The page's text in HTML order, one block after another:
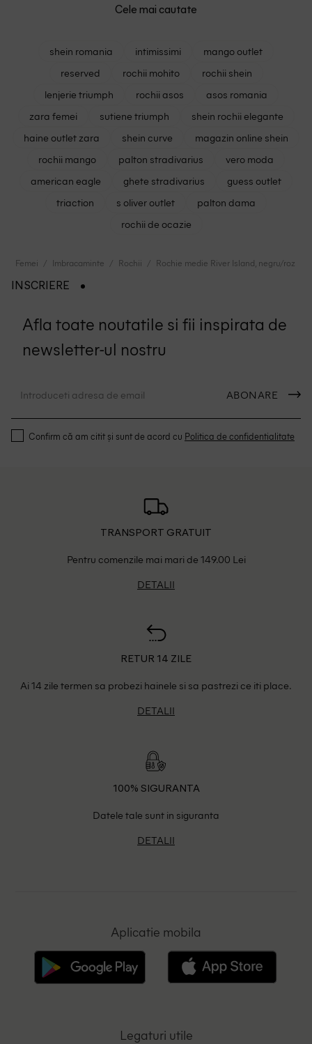
Cele mai cautate
shein romania intimissimi
mango outlet
reserved
rochii mohito
rochii shein
lenjerie triumph
rochii asos
asos romania
zara femei
sutiene triumph
shein rochii elegante
haine outlet zara
shein curve
magazin online shein
rochii mango
palton stradivarius
vero moda
american eagle
ghete stradivarius
guess outlet
triaction
s oliver outlet
palton dama
rochii de ocazie
Femei Imbracaminte Rochii Rochie medie River Island, negru/roz
INSCRIERE
Afla toate noutatile si fii inspirata de
newsletter-ul nostru
ABONARE
Confirm că am citit și sunt de acord cu Politica de confidentialitate
TRANSPORT GRATUIT
Pentru comenzile mai mari de 149.00 Lei
DETALII
RETUR 14 ZILE
Ai 14 zile termen sa probezi hainele si sa pastrezi ce iti place.
DETALII
100% SIGURANTA
Datele tale sunt in siguranta
DETALII
Aplicatie mobila
Legaturi utile